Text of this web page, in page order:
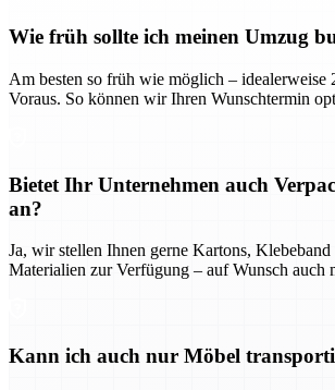
Wie früh sollte ich meinen Umzug
Am besten so früh wie möglich – idealerweise
Voraus. So können wir Ihren Wunschtermin
Bietet Ihr Unternehmen auch
an?
Ja, wir stellen Ihnen gerne Kartons,
Materialien zur Verfügung – auf Wunsch auch
Kann ich auch nur Möbel